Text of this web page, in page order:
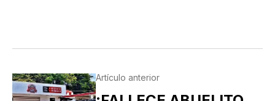
Artículo anterior